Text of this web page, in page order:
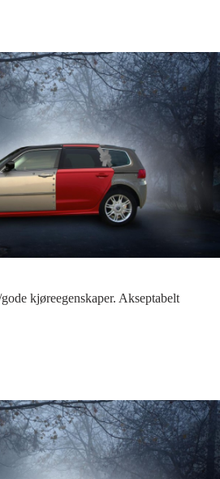
kjøreegenskaper. Akseptabelt